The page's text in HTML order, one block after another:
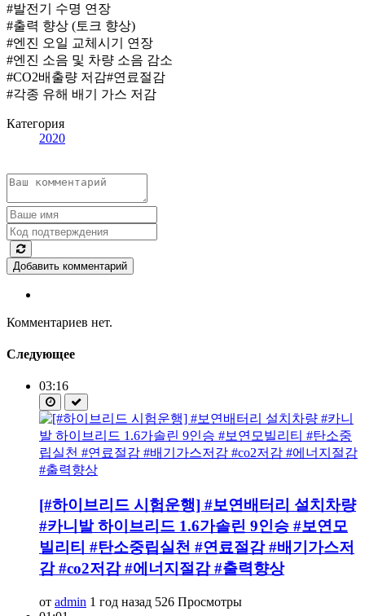
#발전기 수명 연장
#출력 향상 (토크 향상)
#엔진 오일 교체시기 연장
#엔진 소음 및 차량 소음 감소
#CO2배출량 저감#연료절감
#각종 유해 배기 가스 저감
Категория
2020
Добавить комментарий
Комментариев нет.
Следующее
03:16
[#하이브리드 시험운행] #보연배터리 설치차량
#카니발 하이브리드 1.6가솔린 9인승 #보연모
빌리티 #탄소중립실천 #연료절감 #배기가스저
감 #co2저감 #에너지절감 #출력향상
от admin 1 год назад 526 Просмотры